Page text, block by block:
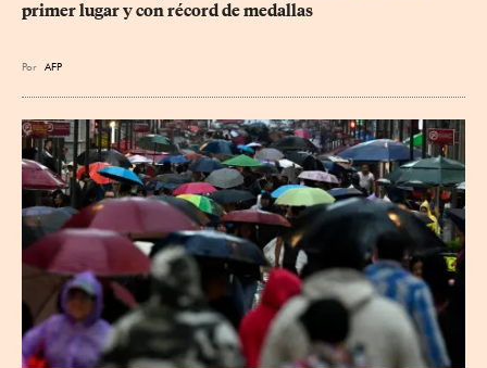
primer lugar y con récord de medallas
Por AFP